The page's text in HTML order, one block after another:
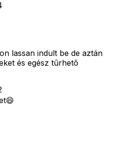
lassan indult be de aztán
és egész tûrhetõ